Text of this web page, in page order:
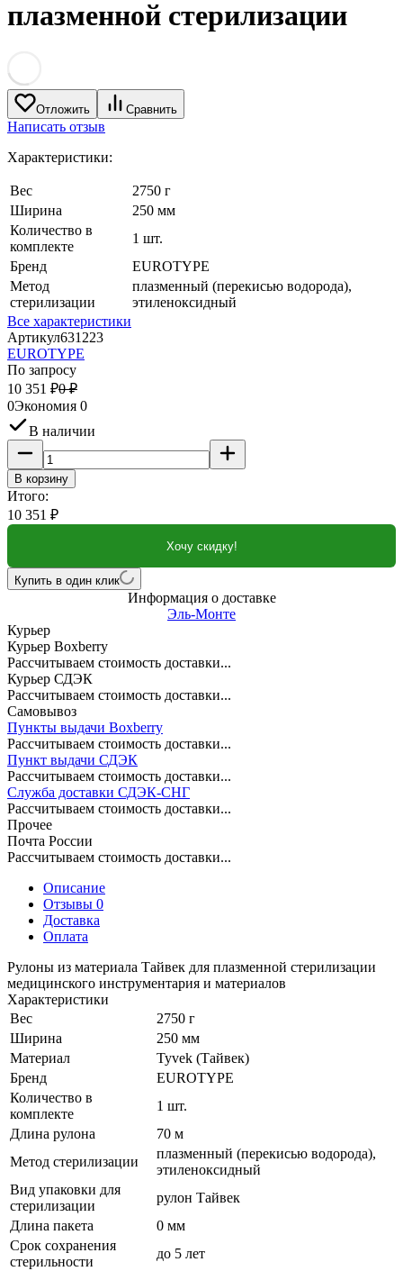
плазменной стерилизации
Отложить Сравнить
Написать отзыв
Характеристики:
Вес
2750 г
Ширина
250 мм
Количество в
комплекте
1 шт.
Бренд
EUROTYPE
Метод
стерилизации
плазменный (перекисью водорода),
этиленоксидный
Все характеристики
Артикул631223
EUROTYPE
По запросу
10 351 ₽0 ₽
0Экономия 0
В наличии
В корзину
Итого:
10 351 ₽
Хочу скидку!
Купить в один клик
Информация о доставке
Эль-Монте
Курьер
Курьер Boxberry
Рассчитываем стоимость доставки...
Курьер СДЭК
Рассчитываем стоимость доставки...
Самовывоз
Пункты выдачи Boxberry
Рассчитываем стоимость доставки...
Пункт выдачи СДЭК
Рассчитываем стоимость доставки...
Служба доставки СДЭК-СНГ
Рассчитываем стоимость доставки...
Прочее
Почта России
Рассчитываем стоимость доставки...
Описание
Отзывы 0
Доставка
Оплата
Рулоны из материала Тайвек для плазменной стерилизации
медицинского инструментария и материалов
Характеристики
Вес
2750 г
Ширина
250 мм
Материал
Tyvek (Тайвек)
Бренд
EUROTYPE
Количество в
комплекте
1 шт.
Длина рулона
70 м
Метод стерилизации
плазменный (перекисью водорода),
этиленоксидный
Вид упаковки для
стерилизации
рулон Тайвек
Длина пакета
0 мм
Срок сохранения
стерильности
до 5 лет